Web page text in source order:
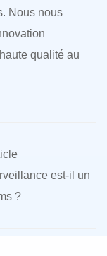
Nous nous
qualité au
est-il un
?